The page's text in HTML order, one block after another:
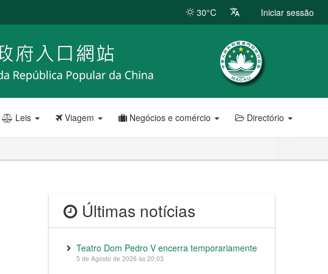
30°C Iniciar sessão
Leis Viagem Negócios e comércio Directório
Últimas notícias
Teatro Dom Pedro V encerra temporariamente
5 de Agosto de 2026 às 20:03